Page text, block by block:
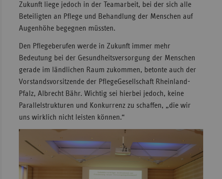
Zukunft liege jedoch in der Teamarbeit, bei der sich alle
Beteiligten an Pflege und Behandlung der Menschen auf
Augenhöhe begegnen müssten.
Den Pflegeberufen werde in Zukunft immer mehr
Bedeutung bei der Gesundheitsversorgung der Menschen
gerade im ländlichen Raum zukommen, betonte auch der
Vorstandsvorsitzende der PflegeGesellschaft Rheinland-
Pfalz, Albrecht Bähr. Wichtig sei hierbei jedoch, keine
Parallelstrukturen und Konkurrenz zu schaffen, „die wir
uns wirklich nicht leisten können.“